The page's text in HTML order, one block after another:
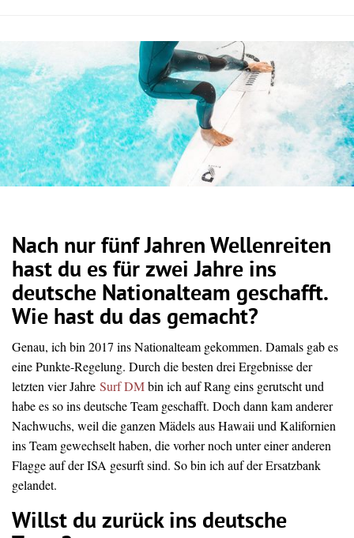
Nach nur fünf Jahren Wellenreiten
hast du es für zwei Jahre ins
deutsche Nationalteam geschafft.
Wie hast du das gemacht?
Genau, ich bin 2017 ins Nationalteam gekommen. Damals gab es
eine Punkte-Regelung. Durch die besten drei Ergebnisse der
letzten vier Jahre Surf DMbin ich auf Rang eins gerutscht und
habe es so ins deutsche Team geschafft. Doch dann kam anderer
Nachwuchs, weil die ganzen Mädels aus Hawaii und Kalifornien
ins Team gewechselt haben, die vorher noch unter einer anderen
Flagge auf der ISA gesurft sind. So bin ich auf der Ersatzbank
gelandet.
Willst du zurück ins deutsche